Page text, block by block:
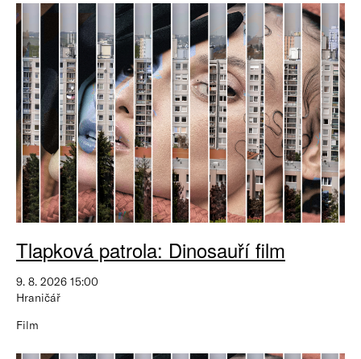
Tlapková patrola: Dinosauří film
9. 8. 2026 15:00
Hraničář
Film